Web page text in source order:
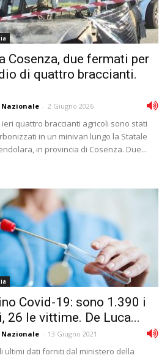
Cosenza, due fermati per
di quattro braccianti.
Nazionale - 2 Giugno 2026
ieri quattro braccianti agricoli sono stati
in un minivan lungo la Statale
in provincia di Cosenza. Due...
Covid-19: sono 1.390 i
26 le vittime. De Luca...
Nazionale - 13 Giugno 2021
ultimi dati forniti dal ministero della